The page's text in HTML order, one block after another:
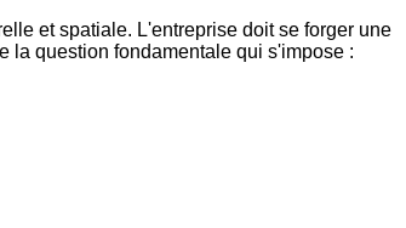
et spatiale. L'entreprise doit se forger une
la question fondamentale qui s'impose :